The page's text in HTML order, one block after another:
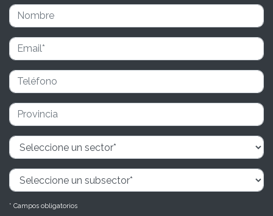
* Campos obligatorios